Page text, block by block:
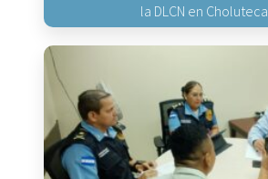
la DLCN en Choluteca